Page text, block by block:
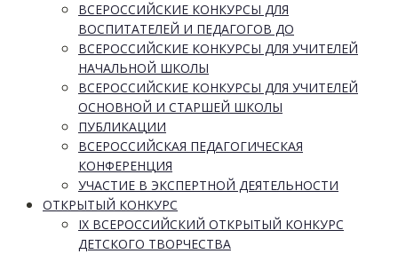
ВСЕРОССИЙСКИЕ КОНКУРСЫ ДЛЯ
ВОСПИТАТЕЛЕЙ И ПЕДАГОГОВ ДО
ВСЕРОССИЙСКИЕ КОНКУРСЫ ДЛЯ УЧИТЕЛЕЙ
НАЧАЛЬНОЙ ШКОЛЫ
ВСЕРОССИЙСКИЕ КОНКУРСЫ ДЛЯ УЧИТЕЛЕЙ
ОСНОВНОЙ И СТАРШЕЙ ШКОЛЫ
ПУБЛИКАЦИИ
ВСЕРОССИЙСКАЯ ПЕДАГОГИЧЕСКАЯ
КОНФЕРЕНЦИЯ
УЧАСТИЕ В ЭКСПЕРТНОЙ ДЕЯТЕЛЬНОСТИ
ОТКРЫТЫЙ КОНКУРС
IX ВСЕРОССИЙСКИЙ ОТКРЫТЫЙ КОНКУРС
ДЕТСКОГО ТВОРЧЕСТВА